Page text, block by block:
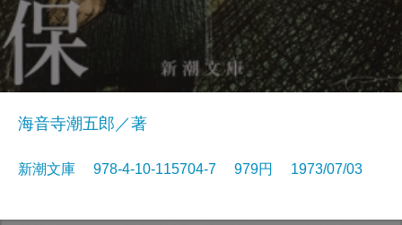
海音寺潮五郎／著
新潮文庫 978-4-10-115704-7 979円 1973/07/03